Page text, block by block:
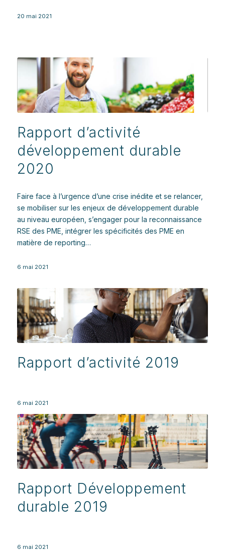
20 mai 2021
Rapport d’activité
développement durable
2020
Faire face à l’urgence d’une crise inédite et se relancer,
se mobiliser sur les enjeux de développement durable
au niveau européen, s’engager pour la reconnaissance
RSE des PME, intégrer les spécificités des PME en
matière de reporting…
6 mai 2021
Rapport d’activité 2019
6 mai 2021
Rapport Développement
durable 2019
6 mai 2021